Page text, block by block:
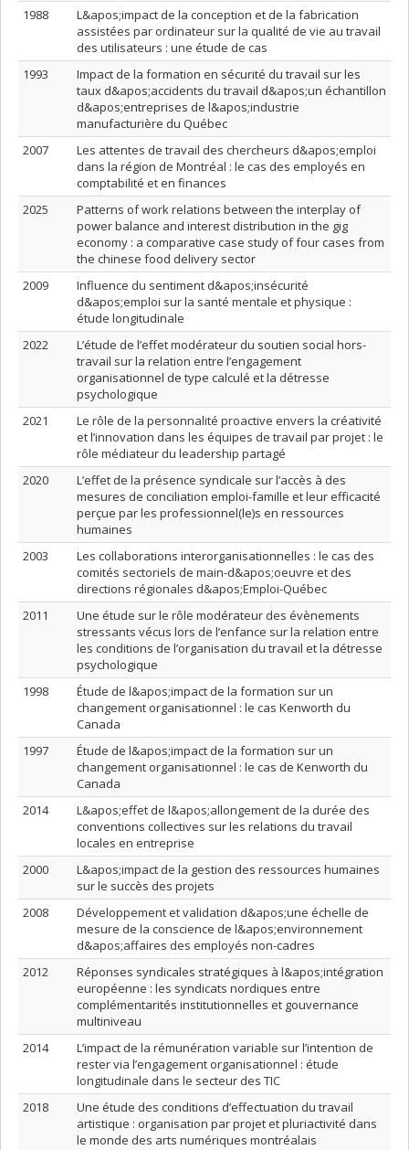
1988
L&apos;impact de la conception et de la fabrication
assistées par ordinateur sur la qualité de vie au travail
des utilisateurs : une étude de cas
1993
Impact de la formation en sécurité du travail sur les
taux d&apos;accidents du travail d&apos;un échantillon
d&apos;entreprises de l&apos;industrie
manufacturière du Québec
2007
Les attentes de travail des chercheurs d&apos;emploi
dans la région de Montréal : le cas des employés en
comptabilité et en finances
2025
Patterns of work relations between the interplay of
power balance and interest distribution in the gig
economy : a comparative case study of four cases from
the chinese food delivery sector
2009
Influence du sentiment d&apos;insécurité
d&apos;emploi sur la santé mentale et physique :
étude longitudinale
2022
L’étude de l’effet modérateur du soutien social hors-
travail sur la relation entre l’engagement
organisationnel de type calculé et la détresse
psychologique
2021
Le rôle de la personnalité proactive envers la créativité
et l’innovation dans les équipes de travail par projet : le
rôle médiateur du leadership partagé
2020
L’effet de la présence syndicale sur l’accès à des
mesures de conciliation emploi-famille et leur efficacité
perçue par les professionnel(le)s en ressources
humaines
2003
Les collaborations interorganisationnelles : le cas des
comités sectoriels de main-d&apos;oeuvre et des
directions régionales d&apos;Emploi-Québec
2011
Une étude sur le rôle modérateur des évènements
stressants vécus lors de l’enfance sur la relation entre
les conditions de l’organisation du travail et la détresse
psychologique
1998
Étude de l&apos;impact de la formation sur un
changement organisationnel : le cas Kenworth du
Canada
1997
Étude de l&apos;impact de la formation sur un
changement organisationnel : le cas de Kenworth du
Canada
2014
L&apos;effet de l&apos;allongement de la durée des
conventions collectives sur les relations du travail
locales en entreprise
2000
L&apos;impact de la gestion des ressources humaines
sur le succès des projets
2008
Développement et validation d&apos;une échelle de
mesure de la conscience de l&apos;environnement
d&apos;affaires des employés non-cadres
2012
Réponses syndicales stratégiques à l&apos;intégration
européenne : les syndicats nordiques entre
complémentarités institutionnelles et gouvernance
multiniveau
2014
L’impact de la rémunération variable sur l’intention de
rester via l’engagement organisationnel : étude
longitudinale dans le secteur des TIC
2018
Une étude des conditions d’effectuation du travail
artistique : organisation par projet et pluriactivité dans
le monde des arts numériques montréalais